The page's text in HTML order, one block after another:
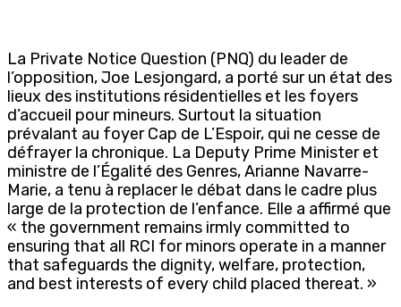
La Private Notice Question (PNQ) du leader de
l’opposition, Joe Lesjongard, a porté sur un état des
lieux des institutions résidentielles et les foyers
d’accueil pour mineurs. Surtout la situation
prévalant au foyer Cap de L’Espoir, qui ne cesse de
défrayer la chronique. La Deputy Prime Minister et
ministre de l’Égalité des Genres, Arianne Navarre-
Marie, a tenu à replacer le débat dans le cadre plus
large de la protection de l’enfance. Elle a affirmé que
« the government remains irmly committed to
ensuring that all RCI for minors operate in a manner
that safeguards the dignity, welfare, protection,
and best interests of every child placed thereat. »